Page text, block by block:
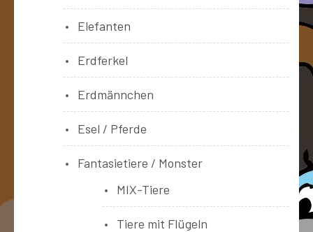
Elefanten
Erdferkel
Erdmännchen
Esel / Pferde
Fantasietiere / Monster
MIX-Tiere
Tiere mit Flügeln